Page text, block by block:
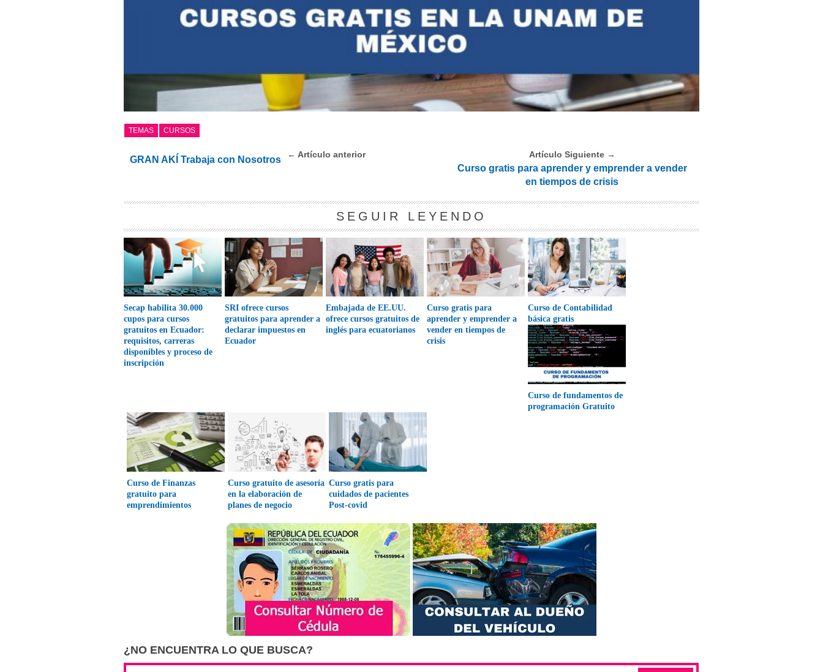
TEMAS CURSOS
← Artículo anterior
GRAN AKÍ Trabaja con Nosotros Artículo Siguiente →
Curso gratis para aprender y emprender a vender
en tiempos de crisis
SEGUIR LEYENDO
Secap habilita 30.000
cupos para cursos
gratuitos en Ecuador:
requisitos, carreras
disponibles y proceso de
inscripción
SRI ofrece cursos
gratuitos para aprender a
declarar impuestos en
Ecuador
Embajada de EE.UU.
ofrece cursos gratuitos de
inglés para ecuatorianos
Curso gratis para
aprender y emprender a
vender en tiempos de
crisis
Curso de Contabilidad
básica gratis
Curso de fundamentos de
programación Gratuito
Curso de Finanzas
gratuito para
emprendimientos
Curso gratuito de asesoría
en la elaboración de
planes de negocio
Curso gratis para
cuidados de pacientes
Post-covid
¿NO ENCUENTRA LO QUE BUSCA?